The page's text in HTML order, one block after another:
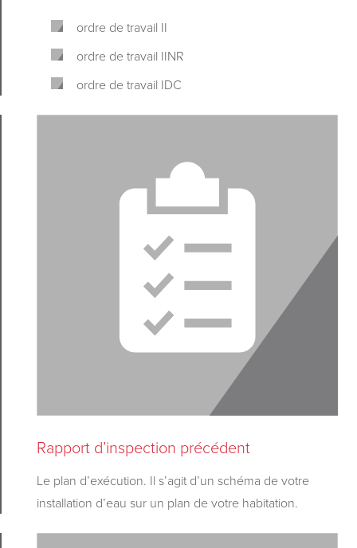
ordre de travail II
ordre de travail IINR
ordre de travail IDC
Rapport d’inspection précédent
Le plan d’exécution. Il s’agit d’un schéma de votre
installation d’eau sur un plan de votre habitation.